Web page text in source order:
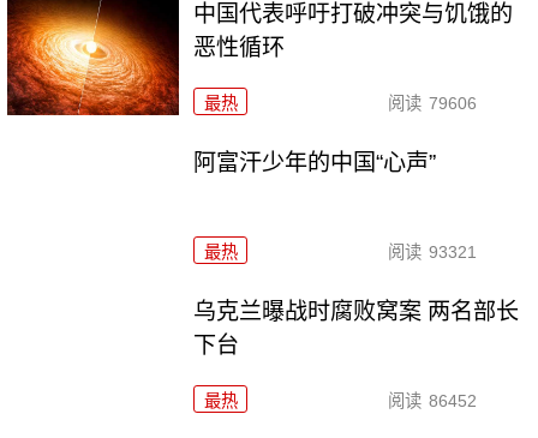
中国代表呼吁打破冲突与饥饿的
恶性循环
最热 阅读 79606
阿富汗少年的中国“心声”
最热 阅读 93321
乌克兰曝战时腐败窝案 两名部长
下台
最热 阅读 86452